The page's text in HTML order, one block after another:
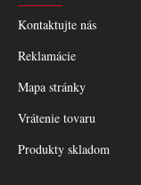
Kontaktujte nás
Reklamácie
Mapa stránky
Vrátenie tovaru
Produkty skladom